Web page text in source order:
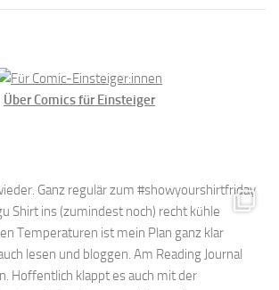
Über Comics für Einsteiger